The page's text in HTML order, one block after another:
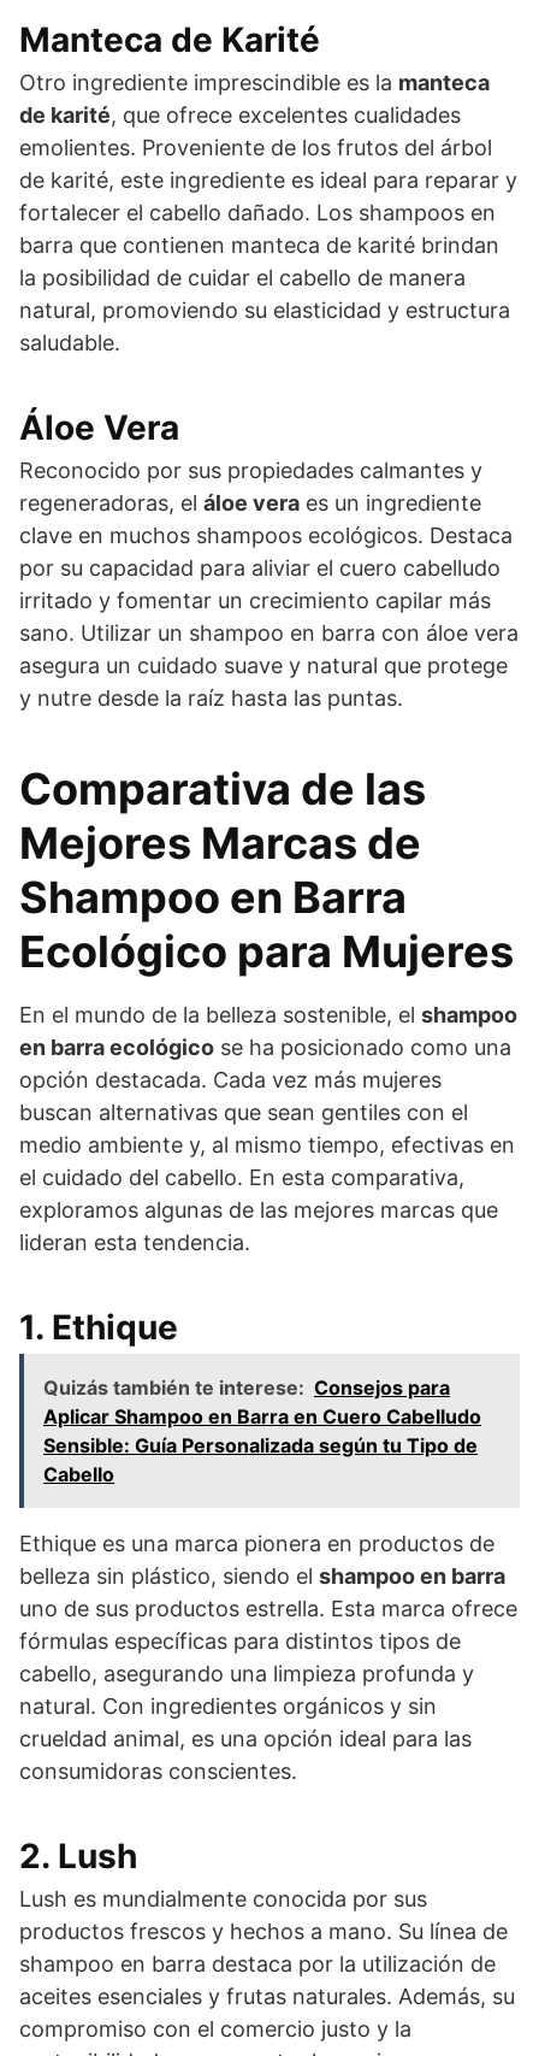
Manteca de Karité
Otro ingrediente imprescindible es la manteca
de karité, que ofrece excelentes cualidades
emolientes. Proveniente de los frutos del árbol
de karité, este ingrediente es ideal para reparar y
fortalecer el cabello dañado. Los shampoos en
barra que contienen manteca de karité brindan
la posibilidad de cuidar el cabello de manera
natural, promoviendo su elasticidad y estructura
saludable.
Áloe Vera
Reconocido por sus propiedades calmantes y
regeneradoras, el áloe vera es un ingrediente
clave en muchos shampoos ecológicos. Destaca
por su capacidad para aliviar el cuero cabelludo
irritado y fomentar un crecimiento capilar más
sano. Utilizar un shampoo en barra con áloe vera
asegura un cuidado suave y natural que protege
y nutre desde la raíz hasta las puntas.
Comparativa de las
Mejores Marcas de
Shampoo en Barra
Ecológico para Mujeres
En el mundo de la belleza sostenible, el shampoo
en barra ecológico se ha posicionado como una
opción destacada. Cada vez más mujeres
buscan alternativas que sean gentiles con el
medio ambiente y, al mismo tiempo, efectivas en
el cuidado del cabello. En esta comparativa,
exploramos algunas de las mejores marcas que
lideran esta tendencia.
1. Ethique
Quizás también te interese: Consejos para
Aplicar Shampoo en Barra en Cuero Cabelludo
Sensible: Guía Personalizada según tu Tipo de
Cabello
Ethique es una marca pionera en productos de
belleza sin plástico, siendo el shampoo en barra
uno de sus productos estrella. Esta marca ofrece
fórmulas específicas para distintos tipos de
cabello, asegurando una limpieza profunda y
natural. Con ingredientes orgánicos y sin
crueldad animal, es una opción ideal para las
consumidoras conscientes.
2. Lush
Lush es mundialmente conocida por sus
productos frescos y hechos a mano. Su línea de
shampoo en barra destaca por la utilización de
aceites esenciales y frutas naturales. Además, su
compromiso con el comercio justo y la